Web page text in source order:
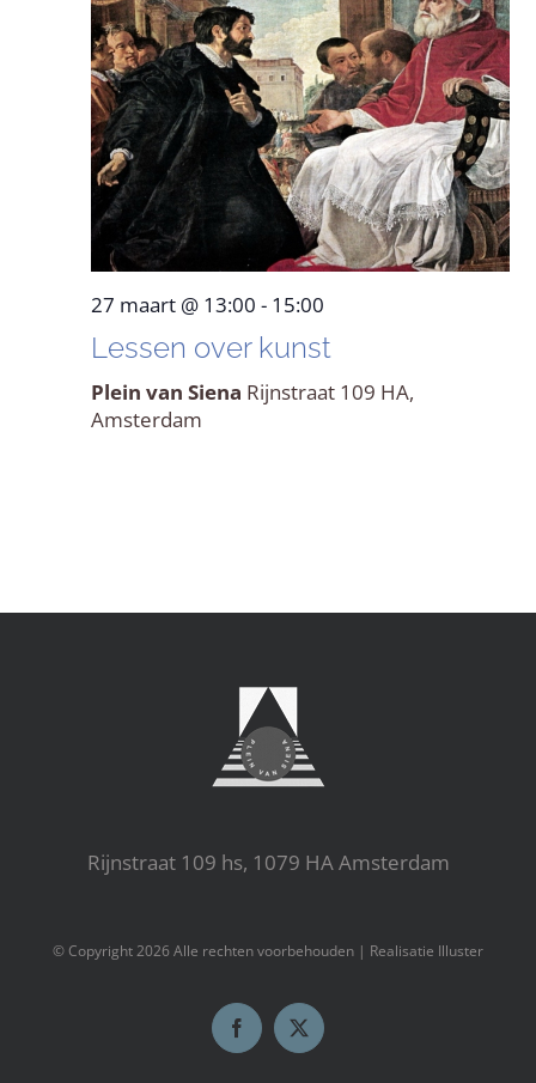
27 maart @ 13:00 - 15:00
Lessen over kunst
Plein van Siena Rijnstraat 109 HA,
Amsterdam
Rijnstraat 109 hs, 1079 HA Amsterdam
© Copyright2026 Alle rechten voorbehouden | Realisatie Illuster
Facebook
X